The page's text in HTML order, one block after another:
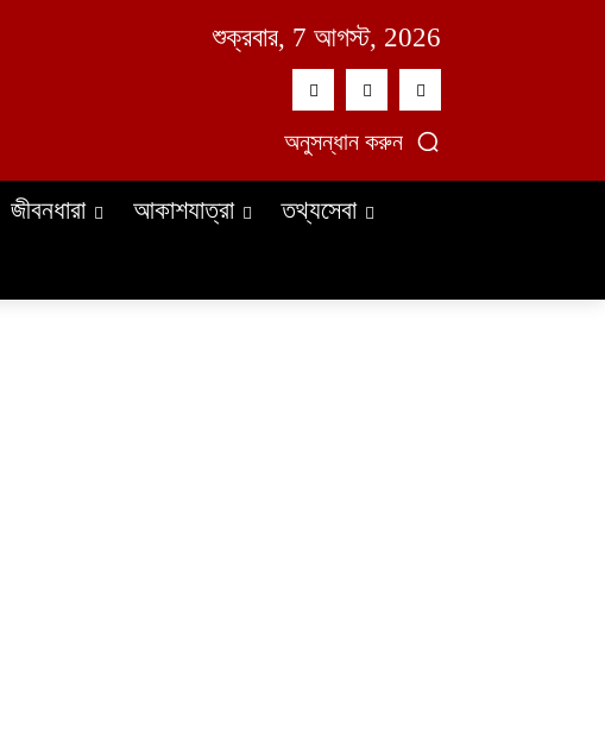
শুক্রবার, 7 আগস্ট, 2026
অনুসন্ধান করুন
জীবনধারা আকাশযাত্রা
তথ্যসেবা